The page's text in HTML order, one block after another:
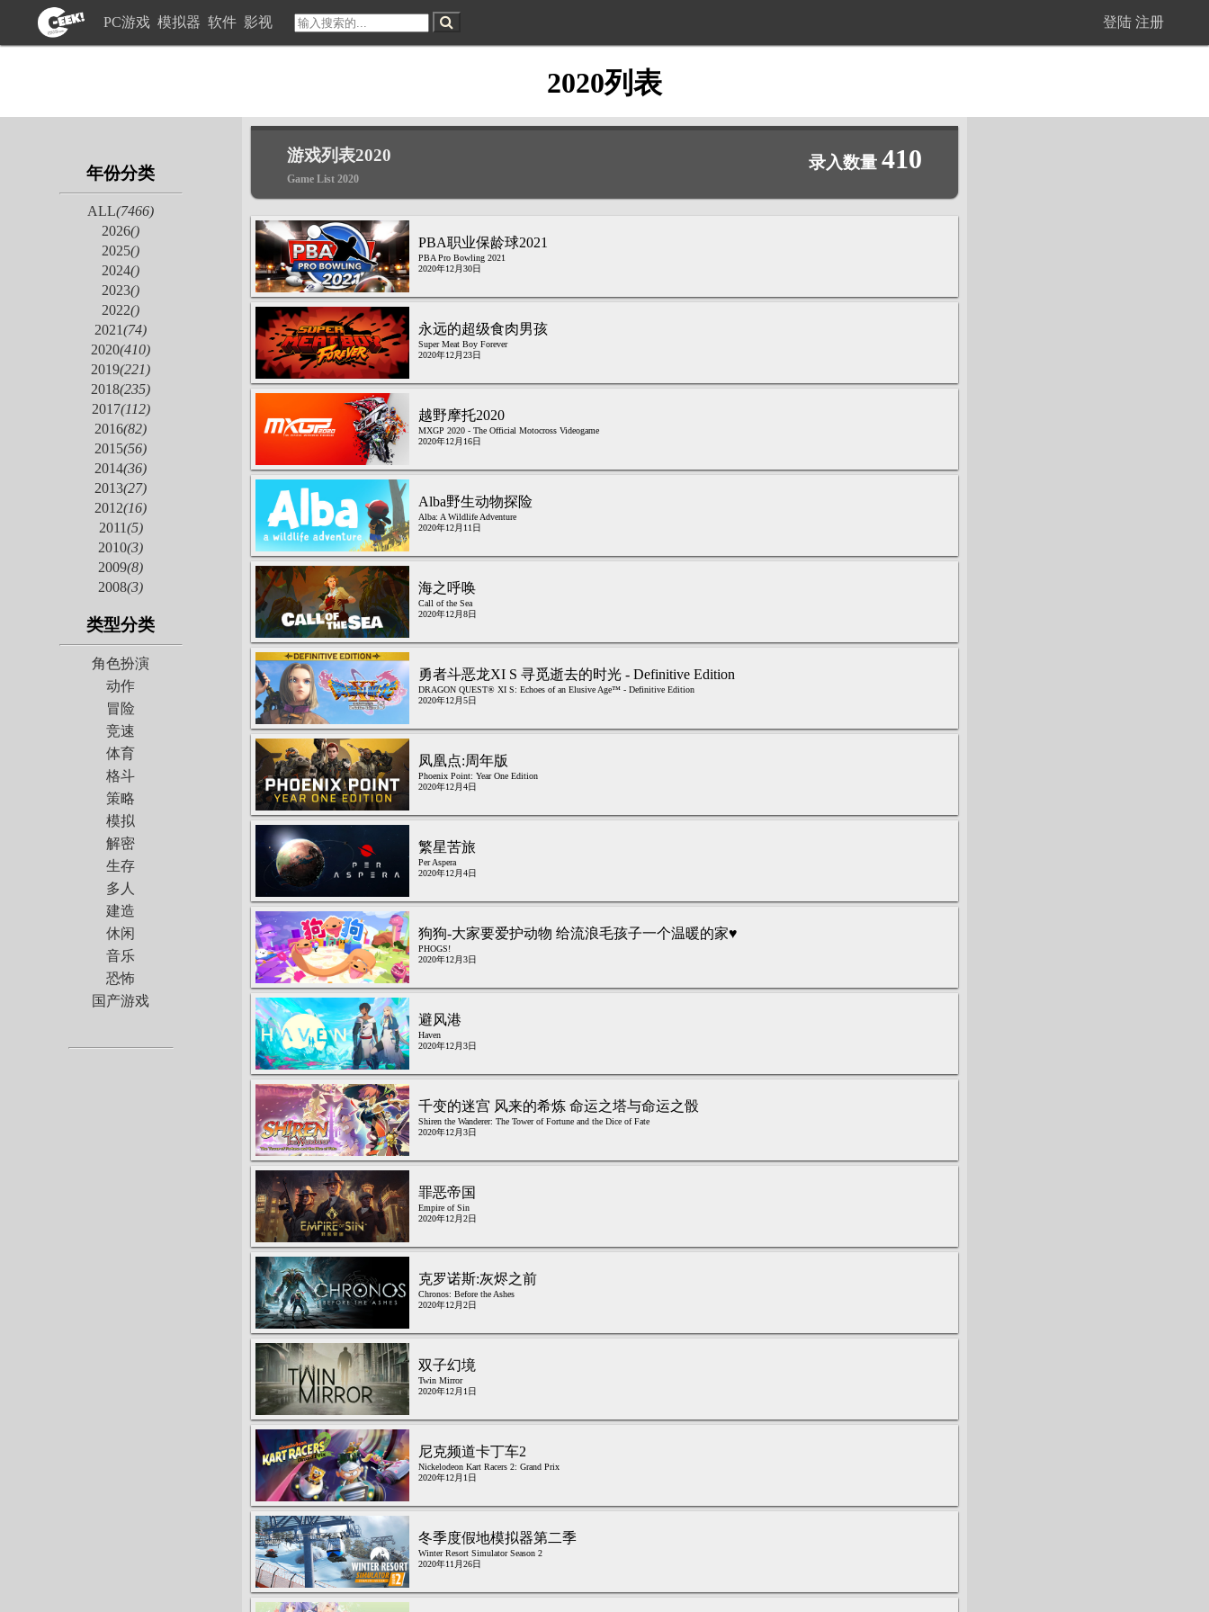
PC游戏 模拟器 软件 影视 登陆 注册
2020列表
年份分类
ALL(7466)
2026()
2025()
2024()
2023()
2022()
2021(74)
2020(410)
2019(221)
2018(235)
2017(112)
2016(82)
2015(56)
2014(36)
2013(27)
2012(16)
2011(5)
2010(3)
2009(8)
2008(3)
类型分类
角色扮演
动作
冒险
竞速
体育
格斗
策略
模拟
解密
生存
多人
建造
休闲
音乐
恐怖
国产游戏
游戏列表2020
Game List 2020
录入数量410
PBA职业保龄球2021
PBA Pro Bowling 2021
2020年12月30日
永远的超级食肉男孩
Super Meat Boy Forever
2020年12月23日
越野摩托2020
MXGP 2020 - The Official Motocross Videogame
2020年12月16日
Alba野生动物探险
Alba: A Wildlife Adventure
2020年12月11日
海之呼唤
Call of the Sea
2020年12月8日
勇者斗恶龙XI S 寻觅逝去的时光 - Definitive Edition
DRAGON QUEST® XI S: Echoes of an Elusive Age™ - Definitive Edition
2020年12月5日
凤凰点:周年版
Phoenix Point: Year One Edition
2020年12月4日
繁星苦旅
Per Aspera
2020年12月4日
狗狗-大家要爱护动物 给流浪毛孩子一个温暖的家♥
PHOGS!
2020年12月3日
避风港
Haven
2020年12月3日
千变的迷宫 风来的希炼 命运之塔与命运之骰
Shiren the Wanderer: The Tower of Fortune and the Dice of Fate
2020年12月3日
罪恶帝国
Empire of Sin
2020年12月2日
克罗诺斯:灰烬之前
Chronos: Before the Ashes
2020年12月2日
双子幻境
Twin Mirror
2020年12月1日
尼克频道卡丁车2
Nickelodeon Kart Racers 2: Grand Prix
2020年12月1日
冬季度假地模拟器第二季
Winter Resort Simulator Season 2
2020年11月26日